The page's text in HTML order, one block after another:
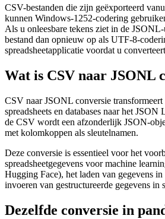
CSV-bestanden die zijn geëxporteerd
kunnen Windows-1252-codering
Als u onleesbare tekens ziet in de
bestand dan opnieuw op als UTF-8-
spreadsheetapplicatie voordat u
Wat is CSV naar JSONL
CSV naar JSONL conversie transformeert
spreadsheets en databases naar het
de CSV wordt een afzonderlijk JSON-
met kolomkoppen als sleutelnamen.
Deze conversie is essentieel voor het
spreadsheetgegevens voor machine
Hugging Face), het laden van gegevens
invoeren van gestructureerde gegevens in
Dezelfde conversie in